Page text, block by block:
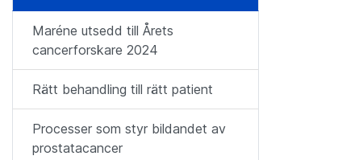
Maréne utsedd till Årets
cancerforskare 2024
Rätt behandling till rätt patient
Processer som styr bildandet av
prostatacancer